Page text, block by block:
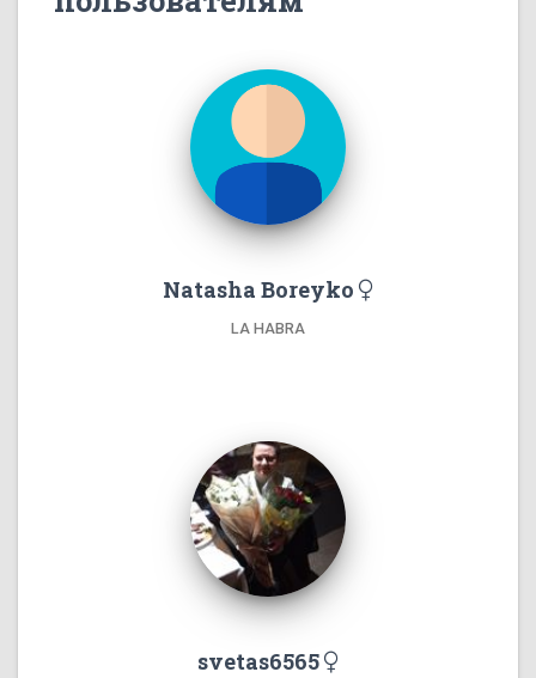
Natasha Boreyko
LA HABRA
svetas6565